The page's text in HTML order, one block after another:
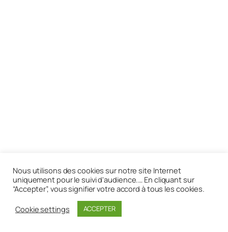
Nous utilisons des cookies sur notre site Internet
uniquement pour le suivi d'audience.… En cliquant sur
“Accepter”, vous signifier votre accord à tous les cookies.
Cookie settings
ACCEPTER